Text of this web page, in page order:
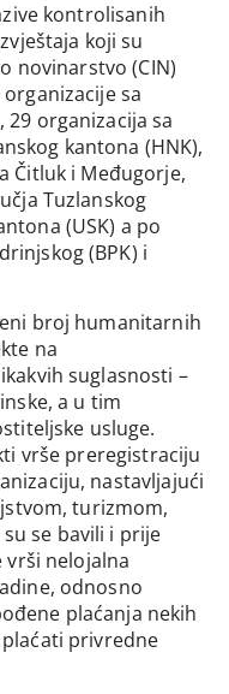
kontrolisanih
koji su
novinarstvo (CIN)
sa
29 organizacija sa
kantona (HNK),
Čitluk i Međugorje,
Tuzlanskog
(USK) a po
(BPK) i
broj humanitarnih
na
suglasnosti –
a u tim
usluge.
vrše preregistraciju
nastavljajući
turizmom,
se bavili i prije
vrši nelojalna
odnosno
plaćanja nekih
privredne